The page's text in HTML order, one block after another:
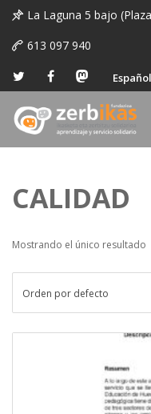
La Laguna 5 bajo
613 097 940
Español
CALIDAD
Mostrando el único resultado
Orden por defecto